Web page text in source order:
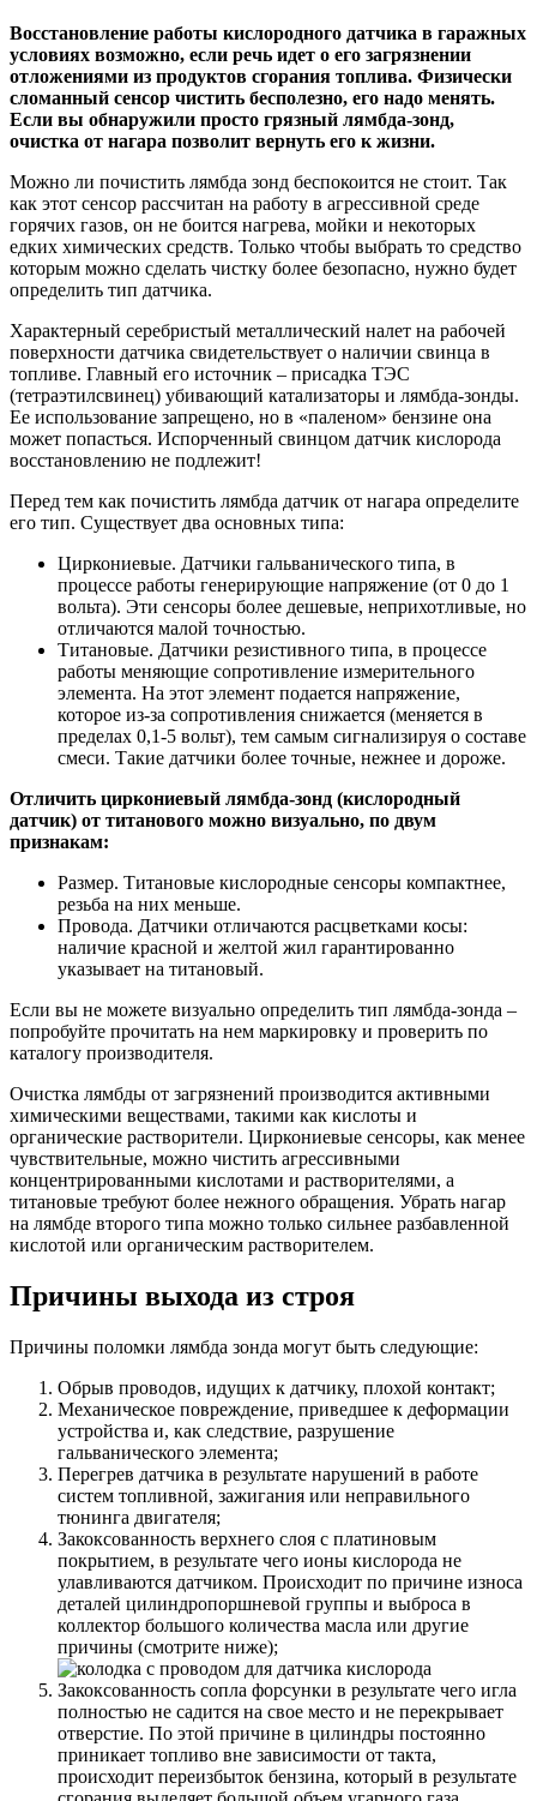
Восстановление работы кислородного датчика в гаражных
условиях возможно, если речь идет о его загрязнении
отложениями из продуктов сгорания топлива. Физически
сломанный сенсор чистить бесполезно, его надо менять.
Если вы обнаружили просто грязный лямбда-зонд,
очистка от нагара позволит вернуть его к жизни.
Можно ли почистить лямбда зонд беспокоится не стоит. Так
как этот сенсор рассчитан на работу в агрессивной среде
горячих газов, он не боится нагрева, мойки и некоторых
едких химических средств. Только чтобы выбрать то средство
которым можно сделать чистку более безопасно, нужно будет
определить тип датчика.
Характерный серебристый металлический налет на рабочей
поверхности датчика свидетельствует о наличии свинца в
топливе. Главный его источник – присадка ТЭС
(тетраэтилсвинец) убивающий катализаторы и лямбда-зонды.
Ее использование запрещено, но в «паленом» бензине она
может попасться. Испорченный свинцом датчик кислорода
восстановлению не подлежит!
Перед тем как почистить лямбда датчик от нагара определите
его тип. Существует два основных типа:
Циркониевые. Датчики гальванического типа, в
процессе работы генерирующие напряжение (от 0 до 1
вольта). Эти сенсоры более дешевые, неприхотливые, но
отличаются малой точностью.
Титановые. Датчики резистивного типа, в процессе
работы меняющие сопротивление измерительного
элемента. На этот элемент подается напряжение,
которое из-за сопротивления снижается (меняется в
пределах 0,1-5 вольт), тем самым сигнализируя о составе
смеси. Такие датчики более точные, нежнее и дороже.
Отличить циркониевый лямбда-зонд (кислородный
датчик) от титанового можно визуально, по двум
признакам:
Размер. Титановые кислородные сенсоры компактнее,
резьба на них меньше.
Провода. Датчики отличаются расцветками косы:
наличие красной и желтой жил гарантированно
указывает на титановый.
Если вы не можете визуально определить тип лямбда-зонда –
попробуйте прочитать на нем маркировку и проверить по
каталогу производителя.
Очистка лямбды от загрязнений производится активными
химическими веществами, такими как кислоты и
органические растворители. Циркониевые сенсоры, как менее
чувствительные, можно чистить агрессивными
концентрированными кислотами и растворителями, а
титановые требуют более нежного обращения. Убрать нагар
на лямбде второго типа можно только сильнее разбавленной
кислотой или органическим растворителем.
Причины выхода из строя
Причины поломки лямбда зонда могут быть следующие:
Обрыв проводов, идущих к датчику, плохой контакт;
Механическое повреждение, приведшее к деформации
устройства и, как следствие, разрушение
гальванического элемента;
Перегрев датчика в результате нарушений в работе
систем топливной, зажигания или неправильного
тюнинга двигателя;
Закоксованность верхнего слоя с платиновым
покрытием, в результате чего ионы кислорода не
улавливаются датчиком. Происходит по причине износа
деталей цилиндропоршневой группы и выброса в
коллектор большого количества масла или другие
причины (смотрите ниже);
Закоксованность сопла форсунки в результате чего игла
полностью не садится на свое место и не перекрывает
отверстие. По этой причине в цилиндры постоянно
приникает топливо вне зависимости от такта,
происходит переизбыток бензина, который в результате